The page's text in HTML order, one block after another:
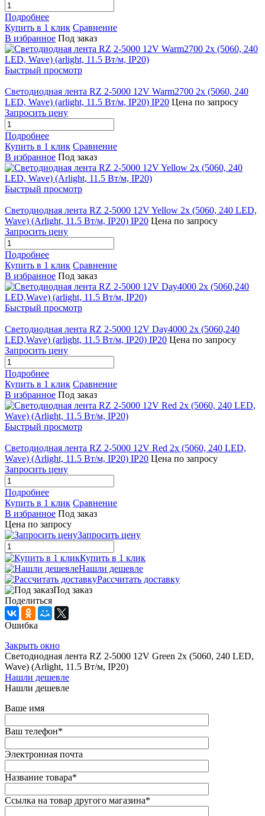
Подробнее
Купить в 1 клик Сравнение
В избранное Под заказ
Быстрый просмотр
Светодиодная лента RZ 2-5000 12V Warm2700 2x (5060, 240
LED, Wave) (arlight, 11.5 Вт/м, IP20) IP20 Цена по запросу
Запросить цену
Подробнее
Купить в 1 клик Сравнение
В избранное Под заказ
Быстрый просмотр
Светодиодная лента RZ 2-5000 12V Yellow 2x (5060, 240 LED,
Wave) (Arlight, 11.5 Вт/м, IP20) IP20 Цена по запросу
Запросить цену
Подробнее
Купить в 1 клик Сравнение
В избранное Под заказ
Быстрый просмотр
Светодиодная лента RZ 2-5000 12V Day4000 2x (5060,240
LED,Wave) (arlight, 11.5 Вт/м, IP20) IP20 Цена по запросу
Запросить цену
Подробнее
Купить в 1 клик Сравнение
В избранное Под заказ
Быстрый просмотр
Светодиодная лента RZ 2-5000 12V Red 2x (5060, 240 LED,
Wave) (Arlight, 11.5 Вт/м, IP20) IP20 Цена по запросу
Запросить цену
Подробнее
Купить в 1 клик Сравнение
В избранное Под заказ
Цена по запросу
Запросить цену
Купить в 1 клик
Нашли дешевле
Рассчитать доставку
Под заказ
Поделиться
Ошибка
Закрыть окно
Светодиодная лента RZ 2-5000 12V Green 2x (5060, 240 LED,
Wave) (Arlight, 11.5 Вт/м, IP20)
Нашли дешевле
Нашли дешевле
Ваше имя
Ваш телефон*
Электронная почта
Название товара*
Ссылка на товар другого магазина*